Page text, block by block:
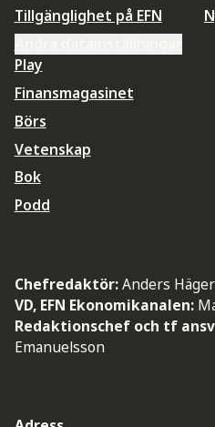
Tillgänglighet på EFN
Play
Finansmagasinet
Börs
Vetenskap
Bok
Podd
Chefredaktör:Anders
VD, EFN Ekonomikanalen:
Redaktionschef och tf
Emanuelsson